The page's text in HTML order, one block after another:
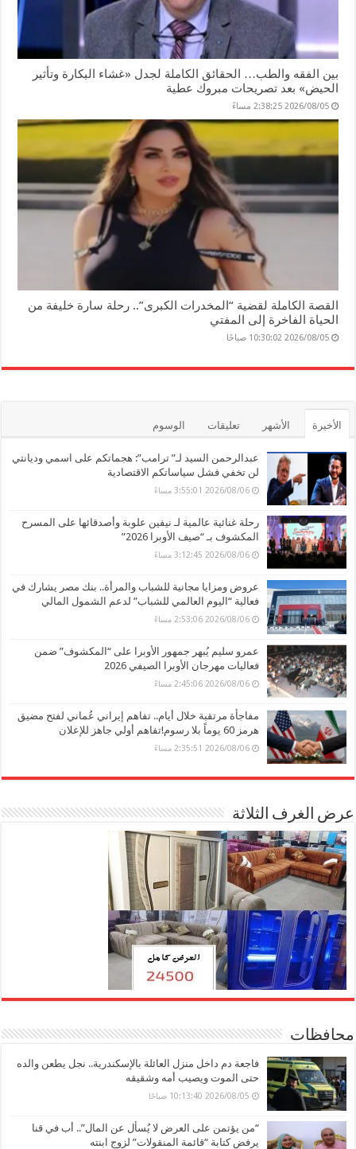
بين الفقه والطب… الحقائق الكاملة لجدل «غشاء البكارة وتأثير
الحيض» بعد تصريحات مبروك عطية
2026/08/05 2:38:25 مساءً
القصة الكاملة لقضية “المخدرات الكبرى”.. رحلة سارة خليفة من
الحياة الفاخرة إلى المفتي
2026/08/05 10:30:02 صباحًا
الأخيرة الأشهر تعليقات الوسوم
عبدالرحمن السيد لـ” ترامب”: هجماتكم على اسمي وديانتي
لن تخفي فشل سياساتكم الاقتصادية
2026/08/06 3:55:01 مساءً
رحلة غنائية عالمية لـ نيفين علوبة وأصدقائها على المسرح
المكشوف بـ “صيف الأوبرا 2026”
2026/08/06 3:12:45 مساءً
عروض ومزايا مجانية للشباب والمرأة.. بنك مصر يشارك في
فعالية “اليوم العالمي للشباب” لدعم الشمول المالي
2026/08/06 2:53:06 مساءً
عمرو سليم يُبهر جمهور الأوبرا على “المكشوف” ضمن
فعاليات مهرجان الأوبرا الصيفي 2026
2026/08/06 2:45:06 مساءً
مفاجأة مرتقبة خلال أيام.. تفاهم إيراني عُماني لفتح مضيق
هرمز 60 يوماً بلا رسوم!تفاهم أولي جاهز للإعلان
2026/08/06 2:35:51 مساءً
عرض الغرف الثلاثة
محافظات
فاجعة دم داخل منزل العائلة بالإسكندرية.. نجل يطعن والده
حتى الموت ويصيب أمه وشقيقه
2026/08/05 10:13:40 صباحًا
“من يؤتمن على العرض لا يُسأل عن المال”.. أب في قنا
يرفض كتابة “قائمة المنقولات” لزوج ابنته